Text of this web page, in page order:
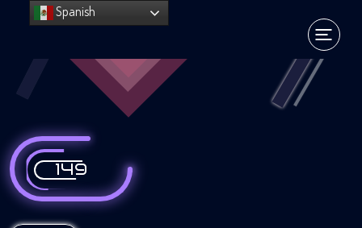
149
Spanish